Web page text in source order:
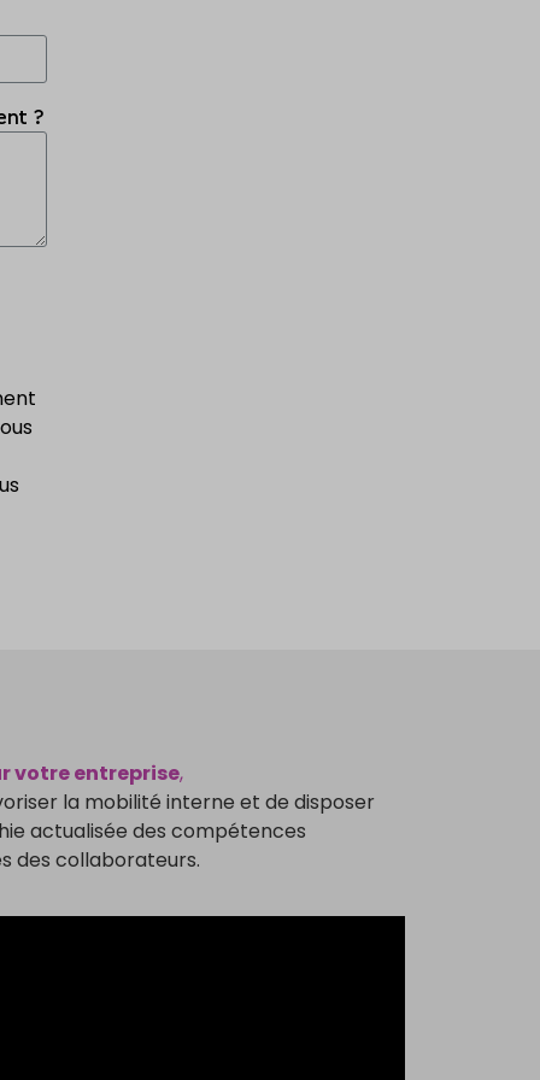
?
votre entreprise,
la mobilité interne et de disposer
actualisée des compétences
des collaborateurs.